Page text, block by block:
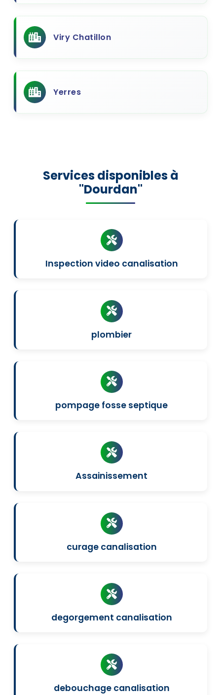
Viry Chatillon
Yerres
Services disponibles à
"Dourdan"
Inspection video canalisation
plombier
pompage fosse septique
Assainissement
curage canalisation
degorgement canalisation
debouchage canalisation